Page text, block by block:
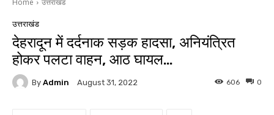
Home उत्तराखंड
उत्तराखंड
देहरादून में दर्दनाक सड़क हादसा, अनियंत्रित
होकर पलटा वाहन, आठ घायल…
By Admin August 31, 2022 0
606